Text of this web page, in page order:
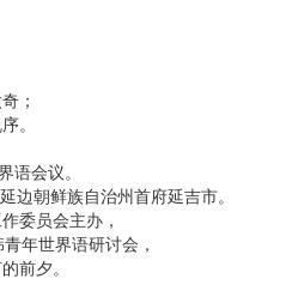
；
。
语会议。
边朝鲜族自治州首府延吉市。
委员会主办，
年世界语研讨会，
前夕。